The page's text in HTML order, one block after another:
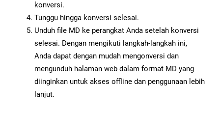
konversi.
Tunggu hingga konversi selesai.
Unduh file MD ke perangkat Anda setelah konversi
selesai. Dengan mengikuti langkah-langkah ini,
Anda dapat dengan mudah mengonversi dan
mengunduh halaman web dalam format MD yang
diinginkan untuk akses offline dan penggunaan lebih
lanjut.